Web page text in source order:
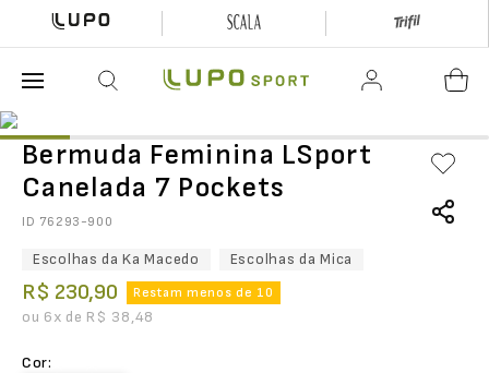
Bermuda Feminina LSport
Canelada 7 Pockets
ID 76293-900
Escolhas da Ka Macedo Escolhas da Mica
R$ 230,90 Restam menos de 10
ou 6x de R$ 38,48
Cor: